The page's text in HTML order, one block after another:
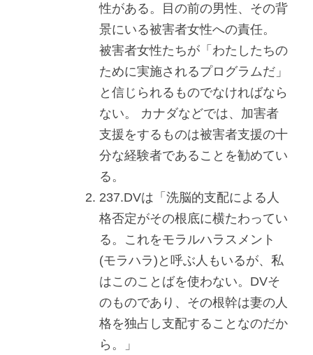
性がある。目の前の男性、その背
景にいる被害者女性への責任。
被害者女性たちが「わたしたちの
ために実施されるプログラムだ」
と信じられるものでなければなら
ない。 カナダなどでは、加害者
支援をするものは被害者支援の十
分な経験者であることを勧めてい
る。
237.DVは「洗脳的支配による人
格否定がその根底に横たわってい
る。これをモラルハラスメント
(モラハラ)と呼ぶ人もいるが、私
はこのことばを使わない。DVそ
のものであり、その根幹は妻の人
格を独占し支配することなのだか
ら。」